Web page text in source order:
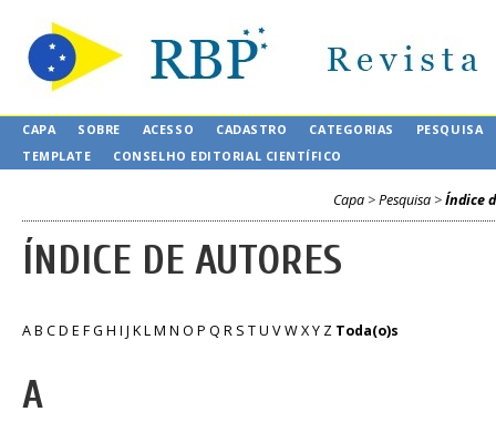
CAPA SOBRE ACESSO CADASTRO CATEGORIAS
PESQUISA
TEMPLATE
CONSELHO EDITORIAL CIENTÍFICO
Capa >Pesquisa >Índice
ÍNDICE DE AUTORES
AB CD E FG H I J KLM N O P Q R S TU VWXY Z Toda(o)s
A